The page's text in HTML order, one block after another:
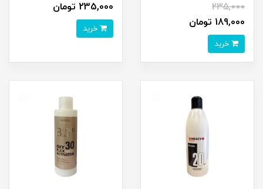
235,000
189,000 تومان
235,000 تومان